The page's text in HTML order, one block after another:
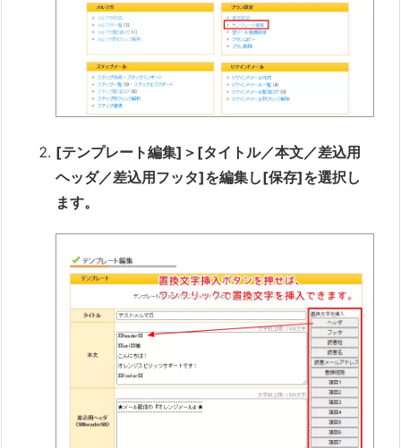
[テンプレート編集]＞[タイトル／本文／差込用
ヘッダ／差込用フッタ]を編集し[保存]を選択し
ます。